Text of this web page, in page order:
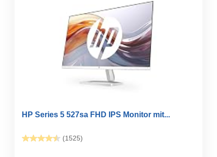
HP Series 5 527sa FHD IPS Monitor mit...
(1525)